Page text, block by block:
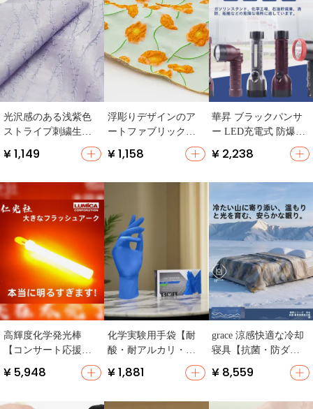
光沢感のある浅紫色
ストライプ刺繍生地
【緻密なデザイン・
漢服・旗袍用】
¥ 1,149
浮彫りデザインのア
ートファブリック
ジ・旗袍バッグ用】
¥ 1,158
華昇 ブラックパンサ
ー LED充電式 防爆懐
中電灯【非常用・工
場・油田用】
¥ 2,238
高輝度化学発光棒
【コンサート応援
用・大閃光・ARCデ
ザイン】
¥ 5,948
化学実験用手袋【耐
酸・耐アルカリ・軽
¥ 1,881
grace 涼感快適な冷却
寝具【抗菌・防ダ
ニ・機械洗濯可能・
夏用】
¥ 8,559